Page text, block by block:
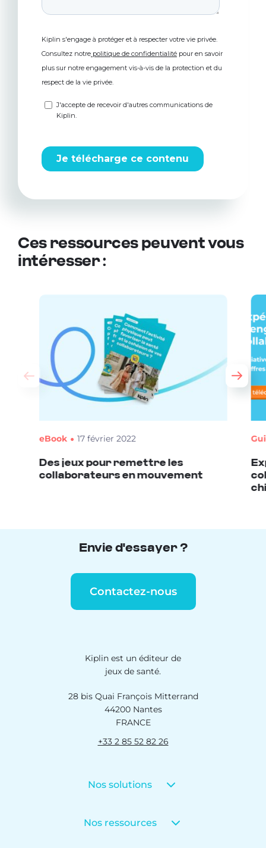
Ces ressources peuvent vous
intéresser :
eBook 17 février 2022
Des jeux pour remettre les
collaborateurs en mouvement
Envie d'essayer ?
Contactez-nous
Kiplin est un éditeur de
jeux de santé.
28 bis Quai François Mitterrand
44200 Nantes
FRANCE
+33 2 85 52 82 26
Nos solutions
Nos ressources